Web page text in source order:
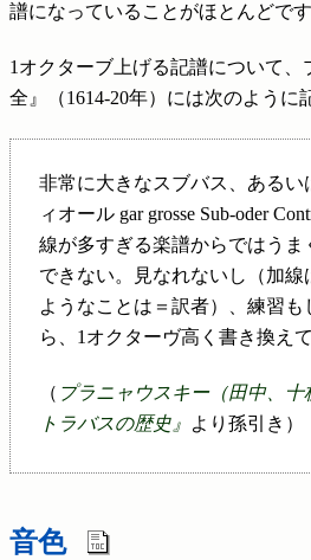
譜になっていることがほとんどです
1オクターブ上げる記譜について、
全』（1614-20年）には次のように
非常に大きなスブバス、あるい
ィオール gar grosse Sub-oder
線が多すぎる楽譜からではうま
できない。見なれないし（加線
ようなことは＝訳者）、練習
ら、1オクターヴ高く書き換え
（ プラニャウスキー（田中、
トラバスの歴史』 より孫引き）
音色